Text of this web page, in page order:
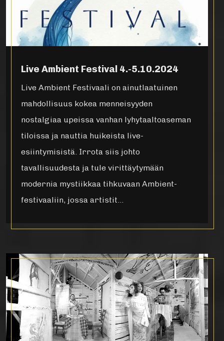
Live Ambient Festival 4.-5.10.2024
Live Ambient Festivaali on ainutlaatuinen
mahdollisuus kokea menneisyyden
nostalgiaa upeissa vanhan lyhytaaltoaseman
tiloissa ja nauttia huikeista live-
esiintymisistä. Irrota siis johto
tavallisuudesta ja tule virittäytymään
modernia mystiikkaa tihkuvaan Ambient-
festivaaliin, jossa artistit…